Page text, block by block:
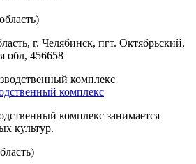
г. Челябинск, пгт. Октябрьский,
обл, 456658
комплекс
комплекс занимается
культур.